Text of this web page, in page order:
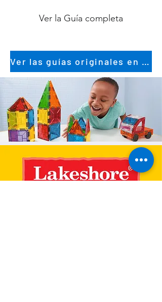
Ver la Guía completa
Ver las guías originales en inglés